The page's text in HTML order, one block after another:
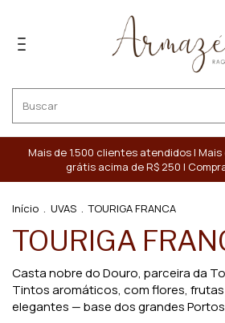
Mais de 1.500 clientes atendidos |
grátis acima de R$ 250 |
Início . UVAS . TOURIGA FRANCA
TOURIGA
Casta nobre do Douro, parceira da
Tintos aromáticos, com flores,
elegantes — base dos grandes Portos